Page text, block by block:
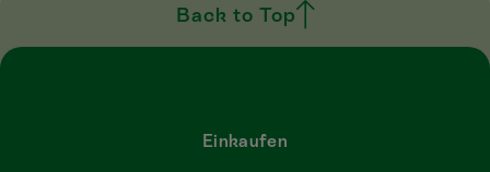
Back to Top
Einkaufen